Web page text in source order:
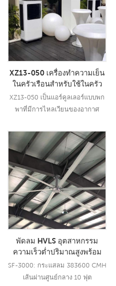
XZ13-050 เครื่องทำความเย็น
ในครัวเรือนสำหรับใช้ในครัว
เรือนเครื่องทำอากาศเย็นแบบ
พกพา
XZ13-050 เป็นแอร์คูลเลอร์แบบพก
พาที่มีการไหลเวียนของอากาศ
รีโมทคอนโทรล
อ่านเพิ่มเติม
พัดลม HVLS อุตสาหกรรม
ความเร็วต่ำปริมาณสูงพร้อม
ใบพัดขนาดใหญ่ Aerometal
พัดลมเพดาน BLDC
SF-3000: กระแสลม 383600 CMH
เส้นผ่านศูนย์กลาง 10 ฟุต